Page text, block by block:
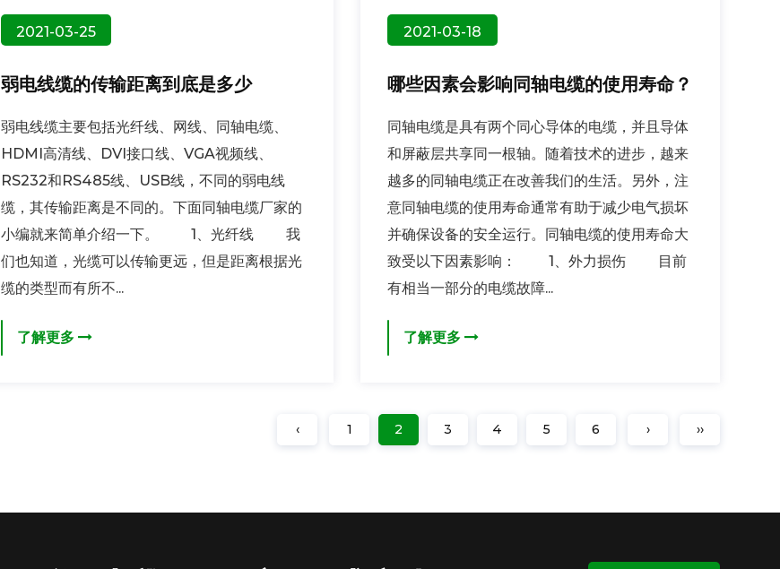
2021-03-25
弱电线缆的传输距离到底是多少
弱电线缆主要包括光纤线、网线、同轴电缆、
HDMI高清线、DVI接口线、VGA视频线、
RS232和RS485线、USB线，不同的弱电线
缆，其传输距离是不同的。下面同轴电缆厂家的
小编就来简单介绍一下。 1、光纤线 我
们也知道，光缆可以传输更远，但是距离根据光
缆的类型而有所不...
了解更多
2021-03-18
哪些因素会影响同轴电缆的使用寿命？
同轴电缆是具有两个同心导体的电缆，并且导体
和屏蔽层共享同一根轴。随着技术的进步，越来
越多的同轴电缆正在改善我们的生活。另外，注
意同轴电缆的使用寿命通常有助于减少电气损坏
并确保设备的安全运行。同轴电缆的使用寿命大
致受以下因素影响： 1、外力损伤 目前
有相当一部分的电缆故障...
了解更多
‹ 1 2 3 4 5 6 › ››